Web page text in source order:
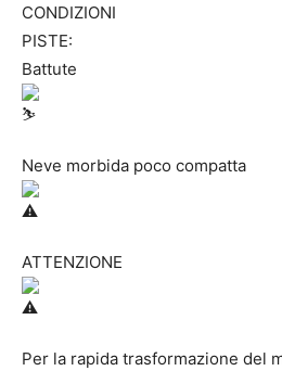
CONDIZIONI
PISTE:
Battute
Neve morbida poco compatta
ATTENZIONE
Per la rapida trasformazione del